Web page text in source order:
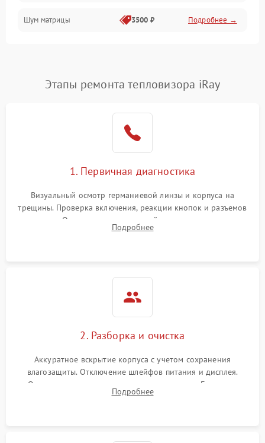
Проблемы питания
Сбои коммуникаций и интерфейсов
Экран (дисплей)
Шум матрицы 3500 ₽ Подробнее →
Этапы ремонта тепловизора iRay
1. Первичная диагностика
Визуальный осмотр германиевой линзы и корпуса на
трещины. Проверка включения, реакции кнопок и разъемов
зарядки. Оценка вывода тепловой сигнатуры на экран,
проверка базовых функций и считывание системных
Подробнее
2. Разборка и очистка
Аккуратное вскрытие корпуса с учетом сохранения
влагозащиты. Отключение шлейфов питания и дисплея.
Очистка внутренних плат от окислов и пыли. Бережная
обработка германиевого объектива специализированными
Подробнее